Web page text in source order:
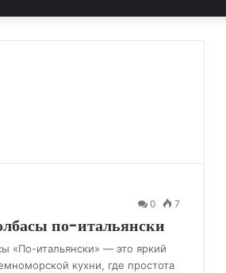
0 7
по-итальянски
«По-итальянски» — это яркий
кухни, где простота